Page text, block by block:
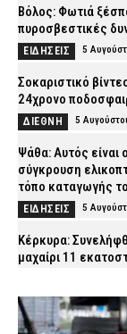
Βόλος: Φωτιά
πυροσβεστικές
ΕΙΔΗΣΕΙΣ 5
Σοκαριστικό
24χρονο
ΔΙΕΘΝΗ 5
Ψάθα: Αυτός είναι
σύγκρουση
τόπο καταγωγής
ΕΙΔΗΣΕΙΣ 5
Κέρκυρα:
μαχαίρι 11
Φωτιά στη
πάρκο λόγω